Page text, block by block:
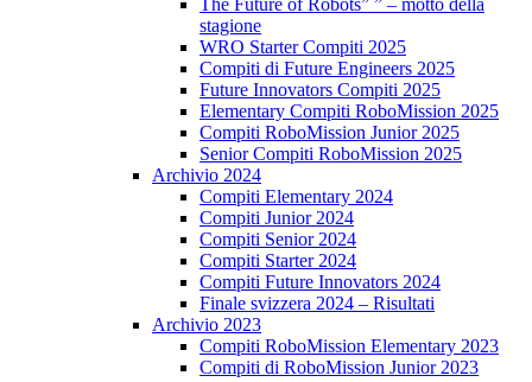
The Future of Robots” ” – motto della
stagione
WRO Starter Compiti 2025
Compiti di Future Engineers 2025
Future Innovators Compiti 2025
Elementary Compiti RoboMission 2025
Compiti RoboMission Junior 2025
Senior Compiti RoboMission 2025
Archivio 2024
Compiti Elementary 2024
Compiti Junior 2024
Compiti Senior 2024
Compiti Starter 2024
Compiti Future Innovators 2024
Finale svizzera 2024 – Risultati
Archivio 2023
Compiti RoboMission Elementary 2023
Compiti di RoboMission Junior 2023